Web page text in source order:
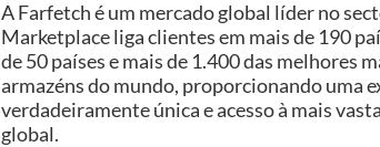
A Farfetch é um mercado global líder no
Marketplace liga clientes em mais de 190
de 50 países e mais de 1.400 das melhores
armazéns do mundo, proporcionando uma
verdadeiramente única e acesso à mais
global.